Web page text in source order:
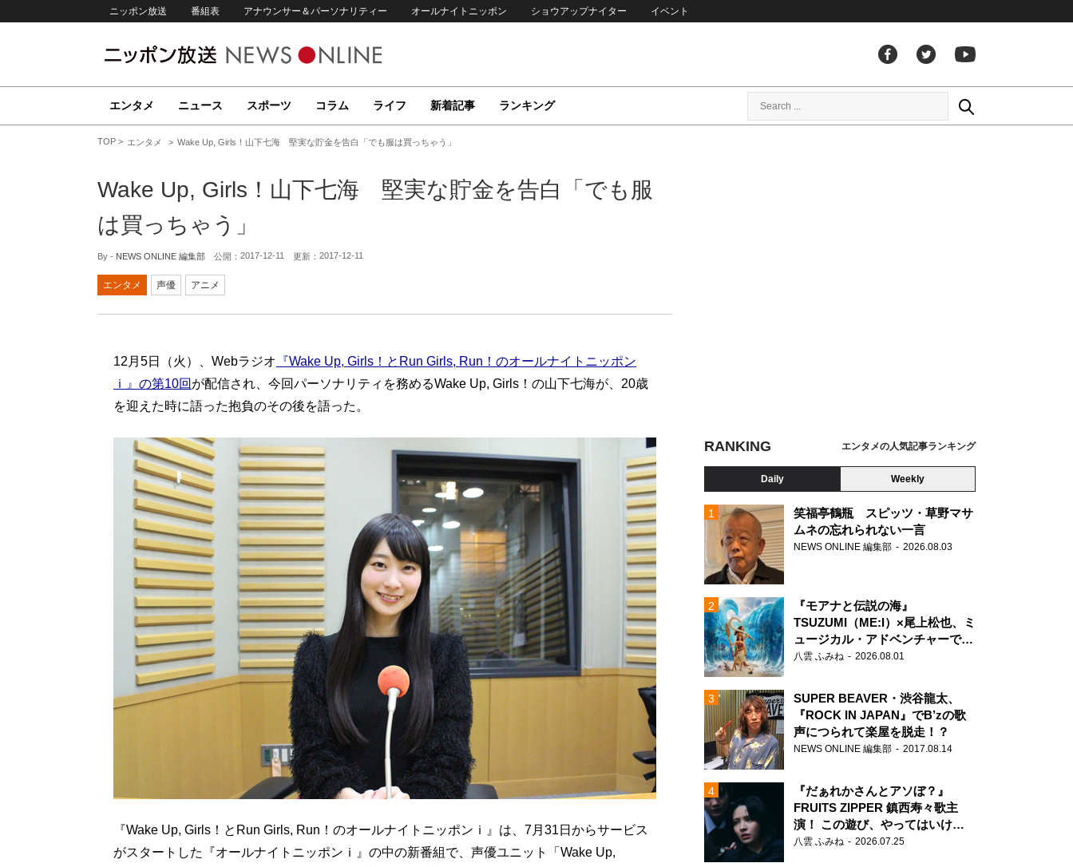
ニッポン放送 番組表 アナウンサー＆パーソナリティー オールナイトニッポン ショウアップナイター イベント
エンタメ ニュース スポーツ コラム ライフ 新着記事 ランキング
TOP エンタメ Wake Up, Girls！山下七海 堅実な貯金を告白「でも服は買っちゃう」
Wake Up, Girls！山下七海 堅実な貯金を告白「でも服
は買っちゃう」
By - NEWS ONLINE 編集部 公開： 2017-12-11 更新： 2017-12-11
エンタメ 声優 アニメ
12月5日（火）、Webラジオ 『Wake Up, Girls！とRun Girls, Run！のオールナイトニッポン
ｉ』の第10回 が配信され、今回パーソナリティを務めるWake Up, Girls！の山下七海が、20歳
を迎えた時に語った抱負のその後を語った。
『Wake Up, Girls！とRun Girls, Run！のオールナイトニッポンｉ』は、7月31日からサービス
がスタートした『オールナイトニッポンｉ』の中の新番組で、声優ユニット「Wake Up,
RANKING エンタメの人気記事ランキング
Daily Weekly
笑福亭鶴瓶 スピッツ・草野マサ
ムネの忘れられない一言
NEWS ONLINE 編集部 2026.08.03
『モアナと伝説の海』
TSUZUMI（ME:I）×尾上松也、ミ
ュージカル・アドベンチャーで美
声を響かせる
八雲 ふみね 2026.08.01
SUPER BEAVER・渋谷龍太、
『ROCK IN JAPAN』でB’zの歌
声につられて楽屋を脱走！？
NEWS ONLINE 編集部 2017.08.14
『だぁれかさんとアソぼ？』
FRUITS ZIPPER 鎮西寿々歌主
演！ この遊び、やってはいけま
せん。
八雲 ふみね 2026.07.25